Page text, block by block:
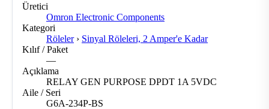
Üretici
Omron Electronic Components
Kategori
Röleler › Sinyal Röleleri, 2 Amper'e Kadar
Kılıf / Paket
—
Açıklama
RELAY GEN PURPOSE DPDT 1A 5VDC
Aile / Seri
G6A-234P-BS